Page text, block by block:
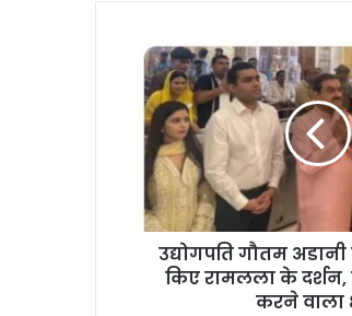
उद्योगपति गौतम
किए रामलला के
करने वाला